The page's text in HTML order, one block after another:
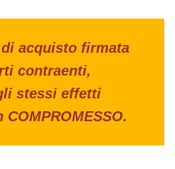
acquisto firmata
contraenti,
stessi effetti